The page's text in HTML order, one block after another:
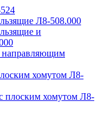
Л8-508.000
и
направляющим
хомутом Л8-
хомутом Л8-